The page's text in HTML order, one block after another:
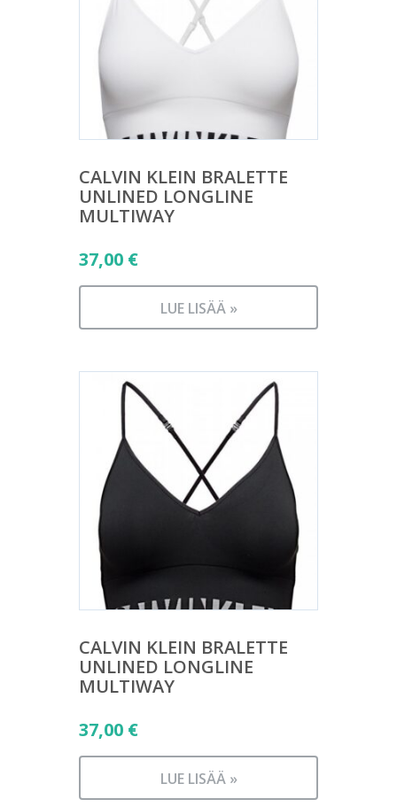
CALVIN KLEIN BRALETTE
UNLINED LONGLINE
MULTIWAY
37,00 €
LUE LISÄÄ »
CALVIN KLEIN BRALETTE
UNLINED LONGLINE
MULTIWAY
37,00 €
LUE LISÄÄ »